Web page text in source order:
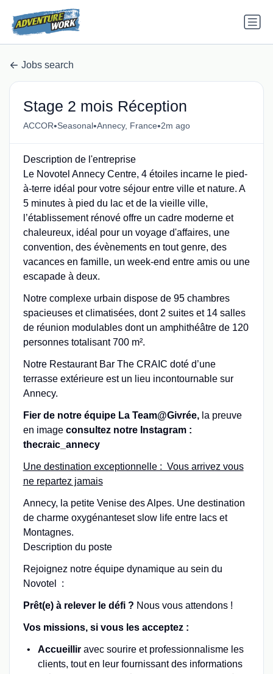
Jobs search
Stage 2 mois Réception
ACCOR•Seasonal•Annecy, France•2m ago
Description de l'entreprise
Le Novotel Annecy Centre, 4 étoiles incarne le pied-
à-terre idéal pour votre séjour entre ville et nature. A
5 minutes à pied du lac et de la vieille ville,
l’établissement rénové offre un cadre moderne et
chaleureux, idéal pour un voyage d'affaires, une
convention, des évènements en tout genre, des
vacances en famille, un week-end entre amis ou une
escapade à deux.
Notre complexe urbain dispose de 95 chambres
spacieuses et climatisées, dont 2 suites et 14 salles
de réunion modulables dont un amphithéâtre de 120
personnes totalisant 700 m².
Notre Restaurant Bar The CRAIC doté d’une
terrasse extérieure est un lieu incontournable sur
Annecy.
Fier de notre équipe La Team@Givrée, la preuve
en imageconsultez notre Instagram :
thecraic_annecy
Une destination exceptionnelle : Vous arrivez vous
ne repartez jamais
Annecy, la petite Venise des Alpes. Une destination
de charme oxygénanteset slow life entre lacs et
Montagnes.
Description du poste
Rejoignez notre équipe dynamique au sein du
Novotel :
Prêt(e) à relever le défi ? Nous vous attendons !
Vos missions, si vous les acceptez :
Accueilliravec sourire et professionnalisme les
clients, tout en leur fournissant des informations